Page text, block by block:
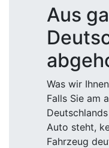
Aus
Was wir
Falls Sie am
Auto steht,
Fahrzeug